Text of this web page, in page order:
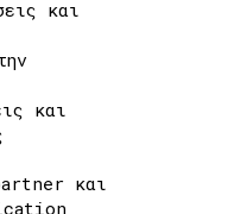
και
και
και